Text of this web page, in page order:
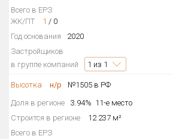
Всего в ЕРЗ
ЖК/ПТ
1 / 0
Год основания
2020
Застройщиков
в группе компаний
1 из 1
Высотка н/р
№1505 в РФ
Доля в регионе
3.94% 11-е место
Строится в регионе
12 237 м²
Всего в ЕРЗ